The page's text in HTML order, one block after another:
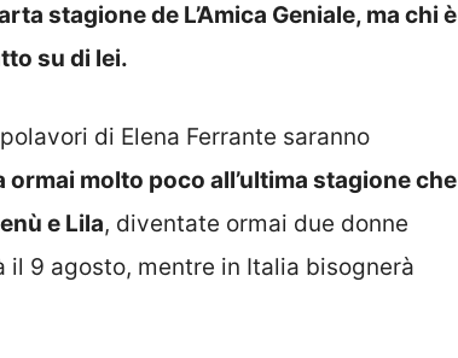
stagione de L’Amica Geniale, ma chi è
su di lei.
di Elena Ferrante saranno
ormai molto poco all’ultima stagione che
e Lila, diventate ormai due donne
9 agosto, mentre in Italia bisognerà